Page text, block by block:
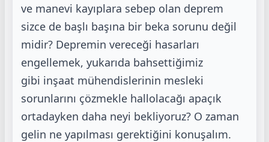
ve manevi kayıplara sebep olan deprem
sizce de başlı başına bir beka sorunu değil
midir? Depremin vereceği hasarları
engellemek, yukarıda bahsettiğimiz
gibi inşaat mühendislerinin mesleki
sorunlarını çözmekle hallolacağı apaçık
ortadayken daha neyi bekliyoruz? O zaman
gelin ne yapılması gerektiğini konuşalım.